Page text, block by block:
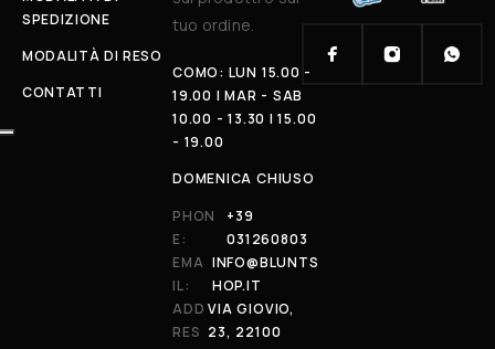
SPEDIZIONE
MODALITÀ DI RESO
CONTATTI
tuo ordine.
COMO: LUN 15.00 -
19.00 | MAR - SAB
10.00 - 13.30 | 15.00
- 19.00
DOMENICA CHIUSO
PHON
E:
+39
031260803
EMA
IL:
INFO@BLUNTS
HOP.IT
ADD
RES
VIA GIOVIO,
23, 22100